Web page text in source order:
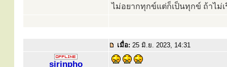
ไม่อยากทุกข์แต่ก็เป็นทุกข์ ถ้าไม่
เมื่อ: 25 มิ.ย. 2023, 14:31
sirinpho